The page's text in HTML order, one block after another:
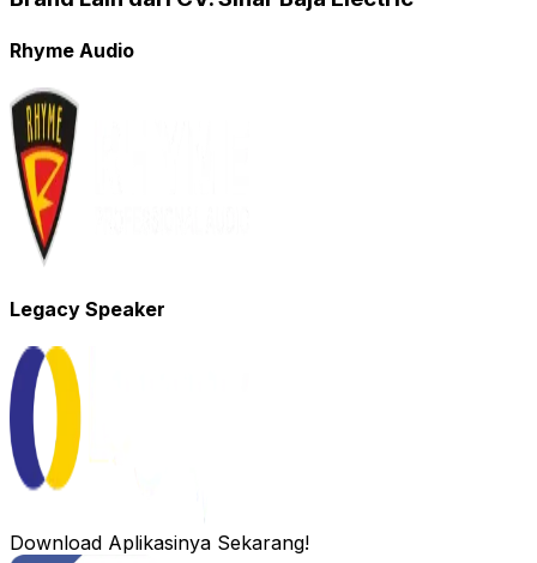
Rhyme Audio
Legacy Speaker
Download Aplikasinya Sekarang!